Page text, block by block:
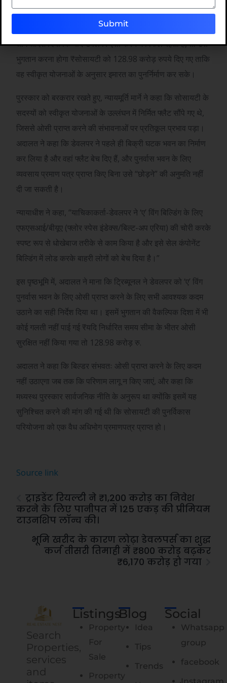
कर लिया और डेवलपर को पुनर्वास भवन को नियमित करने और एक
निश्चित समय सीमा के भीतर ओसी प्राप्त करने का निर्देश दिया। इसने
आगे आदेश दिया कि यदि डेवलपर ऐसा करने में विफल रहता है, तो उसे
भुगतान करना होगा ₹सोसायटी को 128.98 करोड़ रुपये दिए गए ताकि
वह स्वीकृत योजनाओं के अनुसार इमारत का पुनर्निर्माण कर सके।
पुरस्कार को बरकरार रखते हुए, न्यायमूर्ति मार्ने ने कहा कि सोसायटी के
सदस्यों को स्वीकृत योजनाओं के उल्लंघन में निर्मित फ्लैट सौंपे गए थे,
जिससे ओसी प्राप्त करने की संभावनाओं पर प्रतिकूल प्रभाव पड़ा।
अदालत ने कहा कि डेवलपर ने पहले ही बिक्री घटक भवन का निर्माण
कर लिया है और वहां फ्लैट बेच दिए हैं, और पुनर्वास भवन के लिए
व्यवसाय प्रमाण पत्र प्राप्त किए बिना उसे “छोड़ने” की अनुमति नहीं
दी जा सकती है।
न्यायाधीश ने कहा, “याचिकाकर्ता-डेवलपर ने ‘ए’ विंग बिल्डिंग के लिए
एफएसआई/बीयूए (फ्लोर स्पेस इंडेक्स/बिल्ट-अप एरिया) की चोरी करके
स्पष्ट रूप से धोखेबाज तरीके से काम किया है और इसे सेल कंपोनेंट
बिल्डिंग में लोड करके बाहरी लोगों को बेच दिया है।”
इस पृष्ठभूमि में, अदालत ने माना कि ट्रिब्यूनल ने डेवलपर को ‘ए’ विंग
पुनर्वास भवन के लिए ओसी प्राप्त करने के लिए सभी आवश्यक कदम
उठाने का सही निर्देश दिया था। इसमें भुगतान की वैकल्पिक दिशा में भी
कोई गलती नहीं पाई गई₹यदि निर्धारित समय सीमा के भीतर ओसी
सुरक्षित नहीं किया गया तो 128.98 करोड़ रु.
अदालत ने कहा कि बिल्डर संभवतः ओसी प्राप्त करने के लिए कदम
नहीं उठाएगा जब तक कि परिणाम लागू न किए जाएं, और कहा कि
मध्यस्थ पुरस्कार सार्वजनिक नीति के अनुरूप था क्योंकि इसमें यह
सुनिश्चित करने की मांग की गई थी कि सोसायटी की पुनर्विकास
परियोजना को एक वैध अधिभोग प्रमाणपत्र प्राप्त हो।
Source link
ट्राइडेंट रियल्टी ने ₹1,200 करोड़ का निवेश
करने के लिए पानीपत में 125 एकड़ की प्रीमियम
टाउनशिप लॉन्च की।
भूमि खरीद के कारण लोढ़ा डेवलपर्स का शुद्ध
कर्ज तीसरी तिमाही में ₹800 करोड़ बढ़कर
₹6,170 करोड़ हो गया
Search
Properties,
services
and
Listings
Property
For
Sale
Property
Blog
Idea
Tips
Trends
Social
Whatsapp
group
facebook
Instagram
Submit